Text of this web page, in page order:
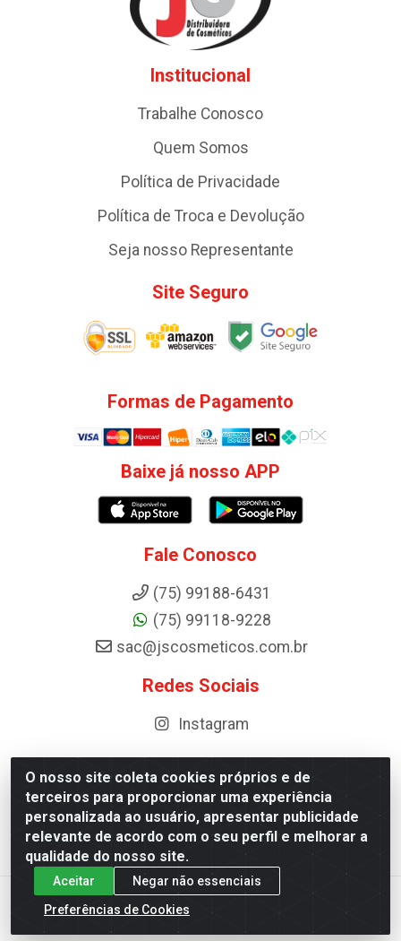
O nosso site coleta cookies próprios e de
terceiros para proporcionar uma experiência
personalizada ao usuário, apresentar publicidade
relevante de acordo com o seu perfil e melhorar a
qualidade do nosso site.
Aceitar
Negar não essenciais
Preferências de Cookies
Institucional
Trabalhe Conosco
Quem Somos
Política de Privacidade
Política de Troca e Devolução
Seja nosso Representante
Site Seguro
Formas de Pagamento
Baixe já nosso APP
Fale Conosco
(75) 99188-6431
(75) 99118-9228
sac@jscosmeticos.com.br
Redes Sociais
Instagram
Distribuidora de Cosméticos Antoneto LTDA - BA-052,
km 87 - Industrial, Ipirá - BA, 44600-000 - CNPJ
10.984.107/0001-75